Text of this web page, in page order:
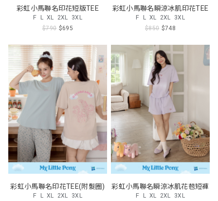
彩虹小馬聯名印花短版TEE
F L XL 2XL 3XL
$790 $695
彩虹小馬聯名瞬涼冰肌印花TEE
F L XL 2XL 3XL
$850 $748
彩虹小馬聯名印花TEE(附髮圈)
F L XL 2XL 3XL
彩虹小馬聯名瞬涼冰肌花苞短褲
F L XL 2XL 3XL